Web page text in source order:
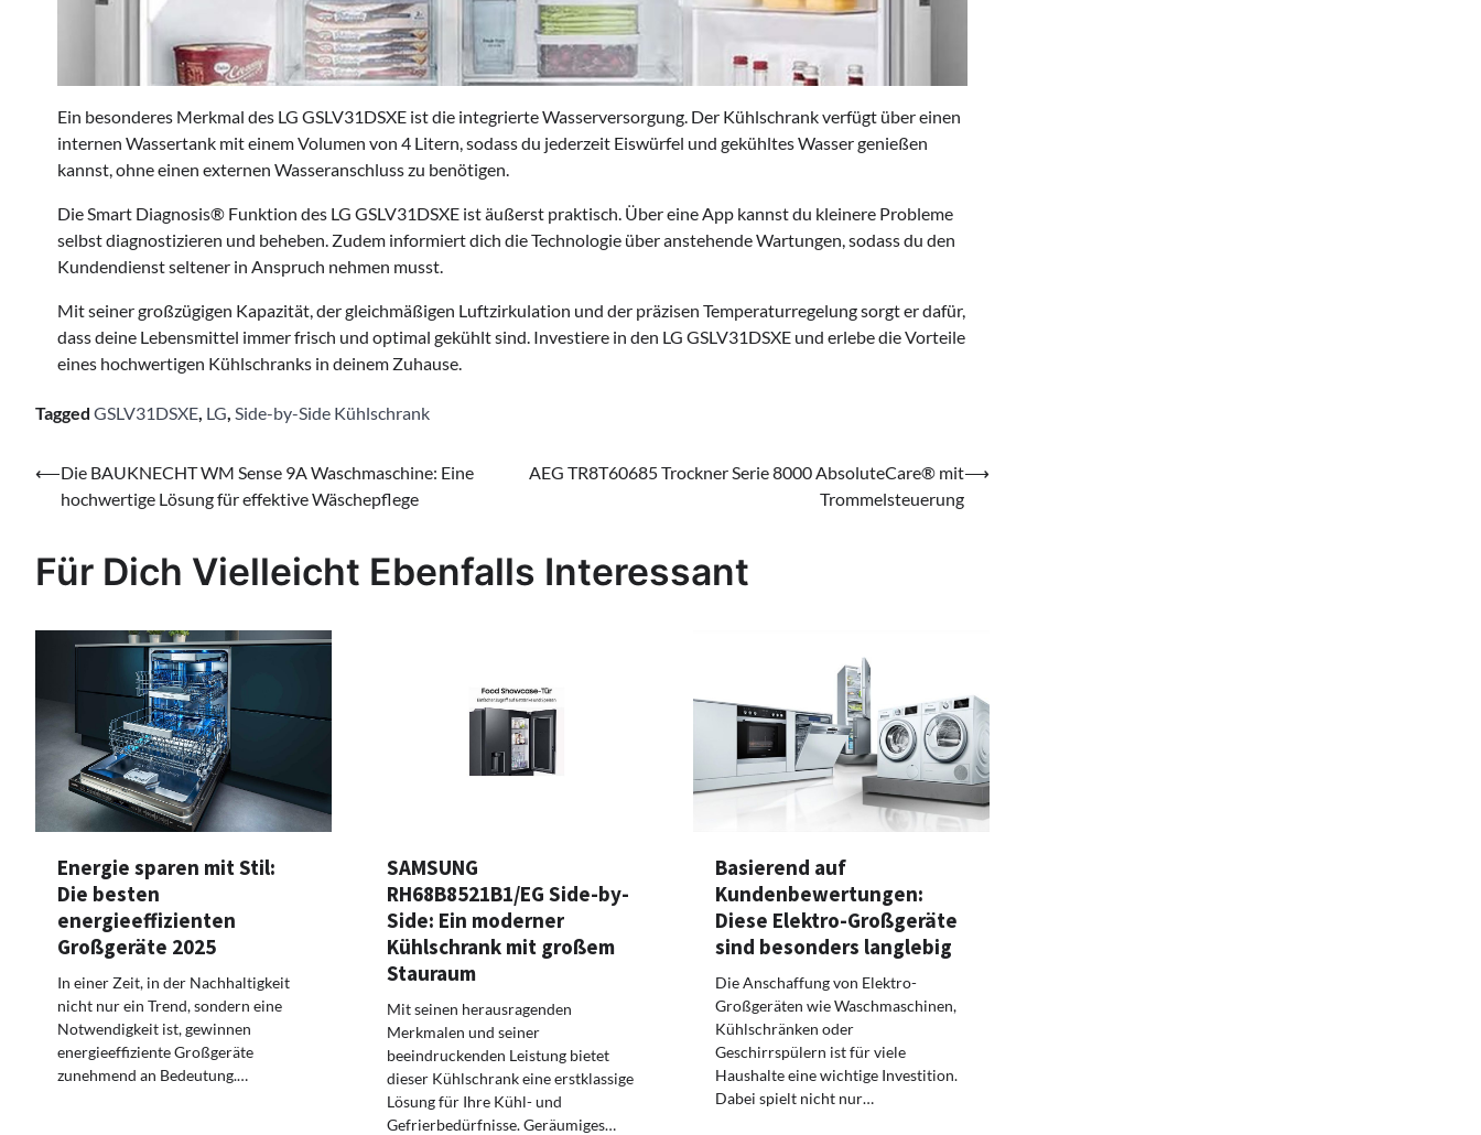
Ein besonderes Merkmal des LG GSLV31DSXE ist die integrierte Wasserversorgung. Der Kühlschrank verfügt über einen
internen Wassertank mit einem Volumen von 4 Litern, sodass du jederzeit Eiswürfel und gekühltes Wasser genießen
kannst, ohne einen externen Wasseranschluss zu benötigen.
Die Smart Diagnosis® Funktion des LG GSLV31DSXE ist äußerst praktisch. Über eine App kannst du kleinere Probleme
selbst diagnostizieren und beheben. Zudem informiert dich die Technologie über anstehende Wartungen, sodass du den
Kundendienst seltener in Anspruch nehmen musst.
Mit seiner großzügigen Kapazität, der gleichmäßigen Luftzirkulation und der präzisen Temperaturregelung sorgt er dafür,
dass deine Lebensmittel immer frisch und optimal gekühlt sind. Investiere in den LG GSLV31DSXE und erlebe die Vorteile
eines hochwertigen Kühlschranks in deinem Zuhause.
Tagged GSLV31DSXE, LG, Side-by-Side Kühlschrank
Beitragsnavigation
⟵Die BAUKNECHT WM Sense 9A Waschmaschine: Eine
hochwertige Lösung für effektive Wäschepflege
AEG TR8T60685 Trockner Serie 8000 AbsoluteCare® mit
Trommelsteuerung
⟶
Für Dich Vielleicht Ebenfalls Interessant
Energie sparen mit Stil:
Die besten
energieeffizienten
Großgeräte 2025
In einer Zeit, in der Nachhaltigkeit
nicht nur ein Trend, sondern eine
Notwendigkeit ist, gewinnen
energieeffiziente Großgeräte
zunehmend an Bedeutung.…
SAMSUNG
RH68B8521B1/EG Side-by-
Side: Ein moderner
Kühlschrank mit großem
Stauraum
Mit seinen herausragenden
Merkmalen und seiner
beeindruckenden Leistung bietet
dieser Kühlschrank eine erstklassige
Lösung für Ihre Kühl- und
Gefrierbedürfnisse. Geräumiges…
Basierend auf
Kundenbewertungen:
Diese Elektro-Großgeräte
sind besonders langlebig
Die Anschaffung von Elektro-
Großgeräten wie Waschmaschinen,
Kühlschränken oder
Geschirrspülern ist für viele
Haushalte eine wichtige Investition.
Dabei spielt nicht nur…